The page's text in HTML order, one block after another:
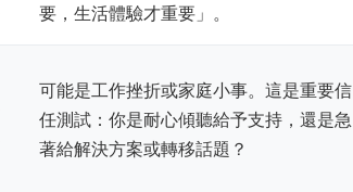
要，生活體驗才重要」。
可能是工作挫折或家庭小事。這是重要信
任測試：你是耐心傾聽給予支持，還是急
著給解決方案或轉移話題？